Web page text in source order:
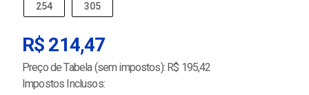
254 305
R$ 214,47
Preço de Tabela (sem impostos): R$ 195,42
Impostos Inclusos: